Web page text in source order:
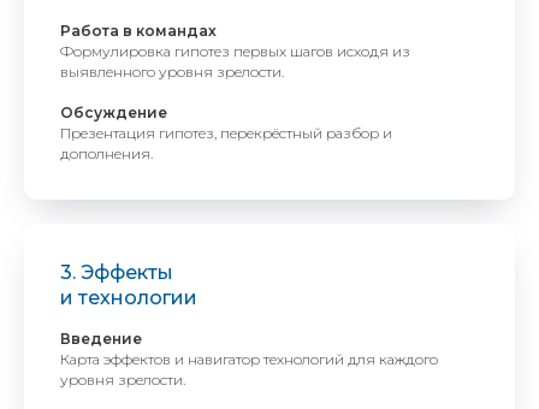
Работа в командах
Формулировка гипотез первых шагов исходя из
выявленного уровня зрелости.
Обсуждение
Презентация гипотез, перекрёстный разбор и
дополнения.
3. Эффекты
и технологии
Введение
Карта эффектов и навигатор технологий для каждого
уровня зрелости.